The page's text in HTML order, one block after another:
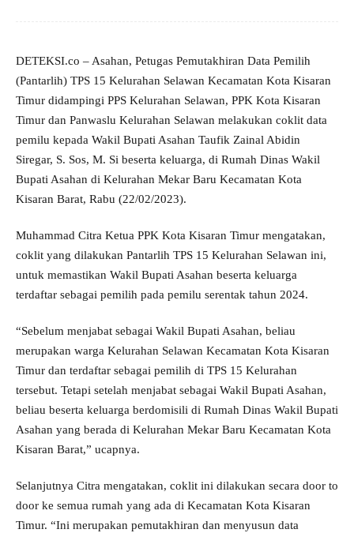
DETEKSI.co – Asahan, Petugas Pemutakhiran Data Pemilih
(Pantarlih) TPS 15 Kelurahan Selawan Kecamatan Kota Kisaran
Timur didampingi PPS Kelurahan Selawan, PPK Kota Kisaran
Timur dan Panwaslu Kelurahan Selawan melakukan coklit data
pemilu kepada Wakil Bupati Asahan Taufik Zainal Abidin
Siregar, S. Sos, M. Si beserta keluarga, di Rumah Dinas Wakil
Bupati Asahan di Kelurahan Mekar Baru Kecamatan Kota
Kisaran Barat, Rabu (22/02/2023).
Muhammad Citra Ketua PPK Kota Kisaran Timur mengatakan,
coklit yang dilakukan Pantarlih TPS 15 Kelurahan Selawan ini,
untuk memastikan Wakil Bupati Asahan beserta keluarga
terdaftar sebagai pemilih pada pemilu serentak tahun 2024.
“Sebelum menjabat sebagai Wakil Bupati Asahan, beliau
merupakan warga Kelurahan Selawan Kecamatan Kota Kisaran
Timur dan terdaftar sebagai pemilih di TPS 15 Kelurahan
tersebut. Tetapi setelah menjabat sebagai Wakil Bupati Asahan,
beliau beserta keluarga berdomisili di Rumah Dinas Wakil Bupati
Asahan yang berada di Kelurahan Mekar Baru Kecamatan Kota
Kisaran Barat,” ucapnya.
Selanjutnya Citra mengatakan, coklit ini dilakukan secara door to
door ke semua rumah yang ada di Kecamatan Kota Kisaran
Timur. “Ini merupakan pemutakhiran dan menyusun data